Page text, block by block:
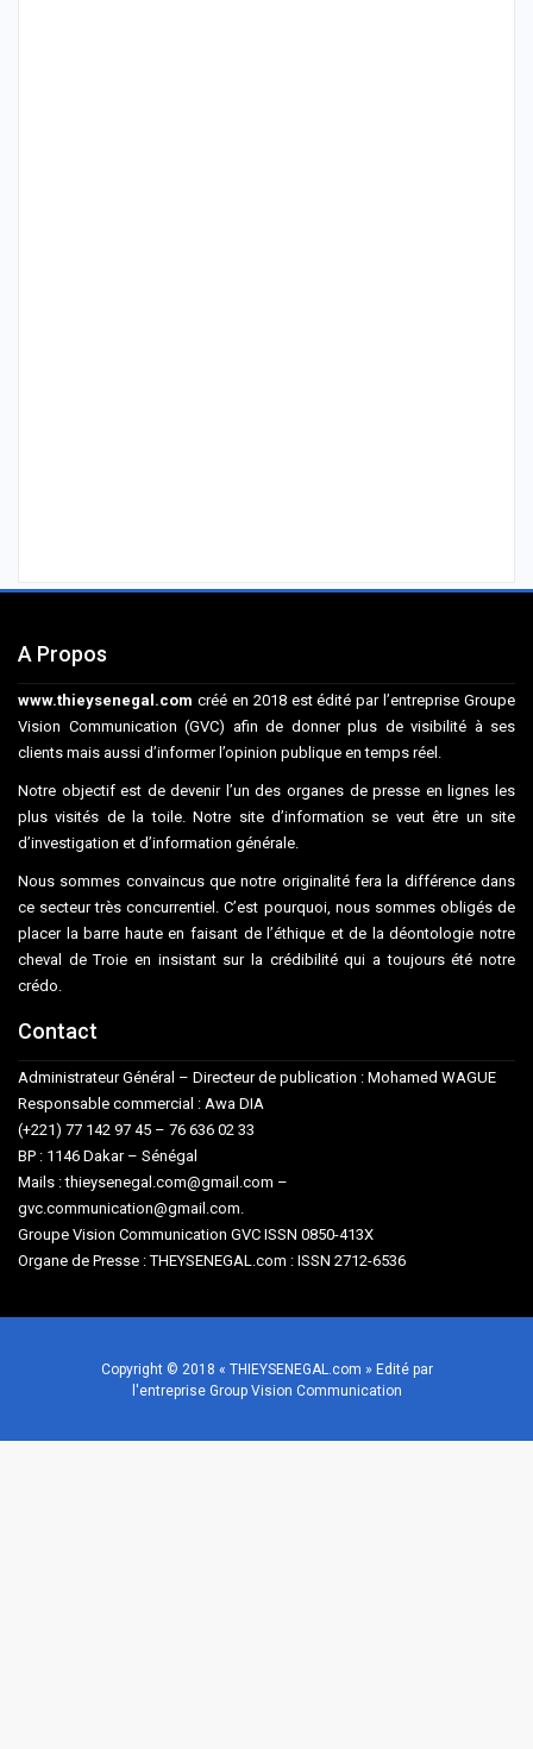
A Propos
www.thieysenegal.com créé en 2018 est édité par l’entreprise Groupe
Vision Communication (GVC) afin de donner plus de visibilité à ses
clients mais aussi d’informer l’opinion publique en temps réel.
Notre objectif est de devenir l’un des organes de presse en lignes les
plus visités de la toile. Notre site d’information se veut être un site
d’investigation et d’information générale.
Nous sommes convaincus que notre originalité fera la différence dans
ce secteur très concurrentiel. C’est pourquoi, nous sommes obligés de
placer la barre haute en faisant de l’éthique et de la déontologie notre
cheval de Troie en insistant sur la crédibilité qui a toujours été notre
crédo.
Contact
Administrateur Général – Directeur de publication : Mohamed WAGUE
Responsable commercial : Awa DIA
(+221) 77 142 97 45 – 76 636 02 33
BP : 1146 Dakar – Sénégal
Mails : thieysenegal.com@gmail.com –
gvc.communication@gmail.com.
Groupe Vision Communication GVC ISSN 0850-413X
Organe de Presse : THEYSENEGAL.com : ISSN 2712-6536
Copyright © 2018 « THIEYSENEGAL.com » Edité par
l'entreprise Group Vision Communication